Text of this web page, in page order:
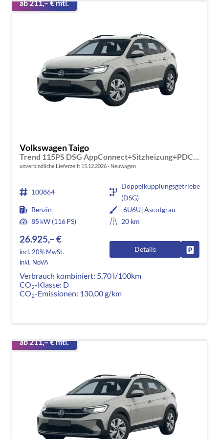
ab 211,– € mtl.
Volkswagen Taigo
unverbindliche Lieferzeit: 15.12.2026 Neuwagen
100864
Doppelkupplungsgetriebe
(DSG)
Benzin
[6U6U] Ascotgrau
85 kW (116 PS)
20 km
26.925,– €
incl. 20% MwSt.
inkl. NoVA
Details
Verbrauch kombiniert: 5,70 l/100km
CO2-Klasse: D
CO2-Emissionen: 130,00 g/km
ab 211,– € mtl.